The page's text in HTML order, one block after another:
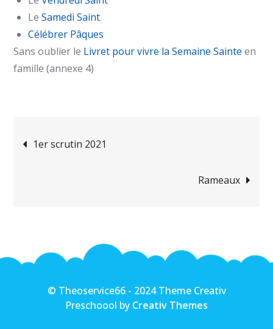
LeSamedi Saint
Célébrer Pâques
Sans oublier le Livret pour vivre la Semaine Sainte en
famille (annexe 4)
Navigation
1er scrutin 2021
Rameaux
© Theoservice66 - 2024 Theme Creativ
Preschoool by Creativ Themes